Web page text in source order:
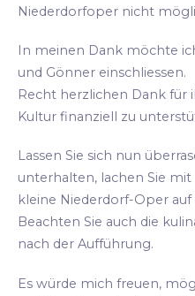
Niederdorfoper nicht
In meinen Dank möchte
und Gönner einschliessen.
Recht herzlichen Dank für
Kultur finanziell zu
Lassen Sie sich nun
unterhalten, lachen Sie mit
kleine Niederdorf-Oper
Beachten Sie auch die
nach der Aufführung.
Es würde mich freuen,